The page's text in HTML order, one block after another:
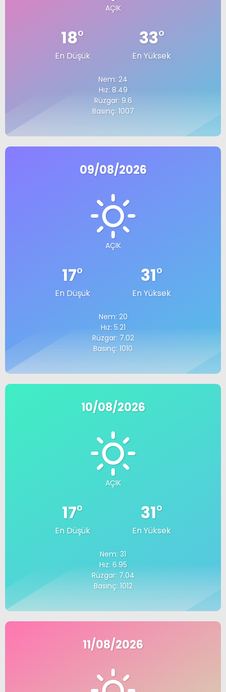
AÇIK
18°
En Düşük
33°
En Yüksek
Nem: 24
Hız: 8.49
Rüzgar: 9.6
Basınç: 1007
09/08/2026
AÇIK
17°
En Düşük
31°
En Yüksek
Nem: 20
Hız: 5.21
Rüzgar: 7.02
Basınç: 1010
10/08/2026
AÇIK
17°
En Düşük
31°
En Yüksek
Nem: 31
Hız: 6.95
Rüzgar: 7.04
Basınç: 1012
11/08/2026